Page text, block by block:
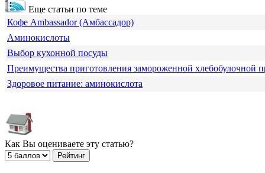
Еще статьи по теме
Кофе Ambassador (Амбассадор)
Аминокислоты
Выбор кухонной посуды
Преимущества приготовления замороженной хлебобулочной
Здоровое питание: аминокислота
Как Вы оцениваете эту статью?